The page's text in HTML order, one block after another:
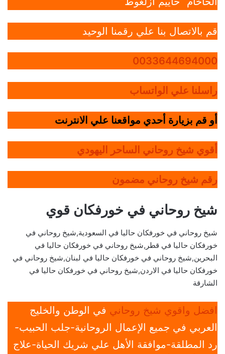
قم بالاتصال بنا علي رقمنا الوحيد
0033644694000
راسلنا علي الواتساب
أو قم بزيارة أحدي مواقعنا علي الانترنت
أقوي شيخ روحاني الساحر اليهودي
رقم شيخ روحاني مضمون
شيخ روحاني في خورفكان قوي
شيخ روحاني في خورفكان حاليا في السعودية,شيخ روحاني في
خورفكان حاليا في قطر,شيخ روحاني في خورفكان حاليا في
البحرين,شيخ روحاني في خورفكان حاليا في لبنان,شيخ روحاني في
خورفكان حاليا في الاردن,شيخ روحاني في خورفكان حاليا في
الشارقة
افضل واقوي شيخ روحاني في الوطن والخليج
العربي في جميع الإعمال الروحانية-جلب الحبيب-
رد المطلقة-موافقة الأهل علي شريك الحياة-علاج